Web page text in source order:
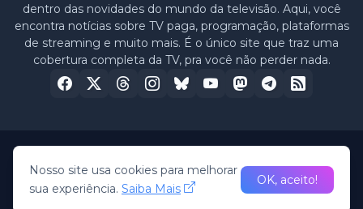
dentro das novidades do mundo da televisão. Aqui, você
encontra notícias sobre TV paga, programação, plataformas
de streaming e muito mais. É o único site que traz uma
cobertura completa da TV, pra você não perder nada.
© 2026 -O Universo da TV • All Rights Reserved
HomeSobre nósPolítica de PrivacidadeContato
Nosso site usa cookies para melhorar
sua experiência. Saiba Mais
OK, aceito!